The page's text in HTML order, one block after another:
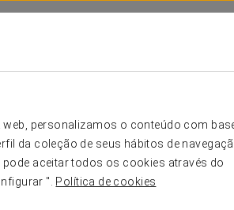
personalizamos o conteúdo com
da coleção de seus hábitos de
aceitar todos os cookies através do
". Política de cookies